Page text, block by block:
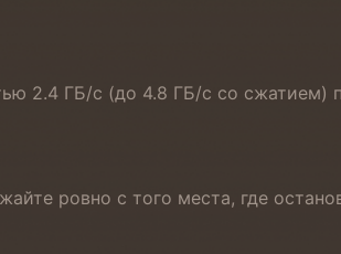
2.4 ГБ/с (до 4.8 ГБ/с со сжатием)
ровно с того места, где